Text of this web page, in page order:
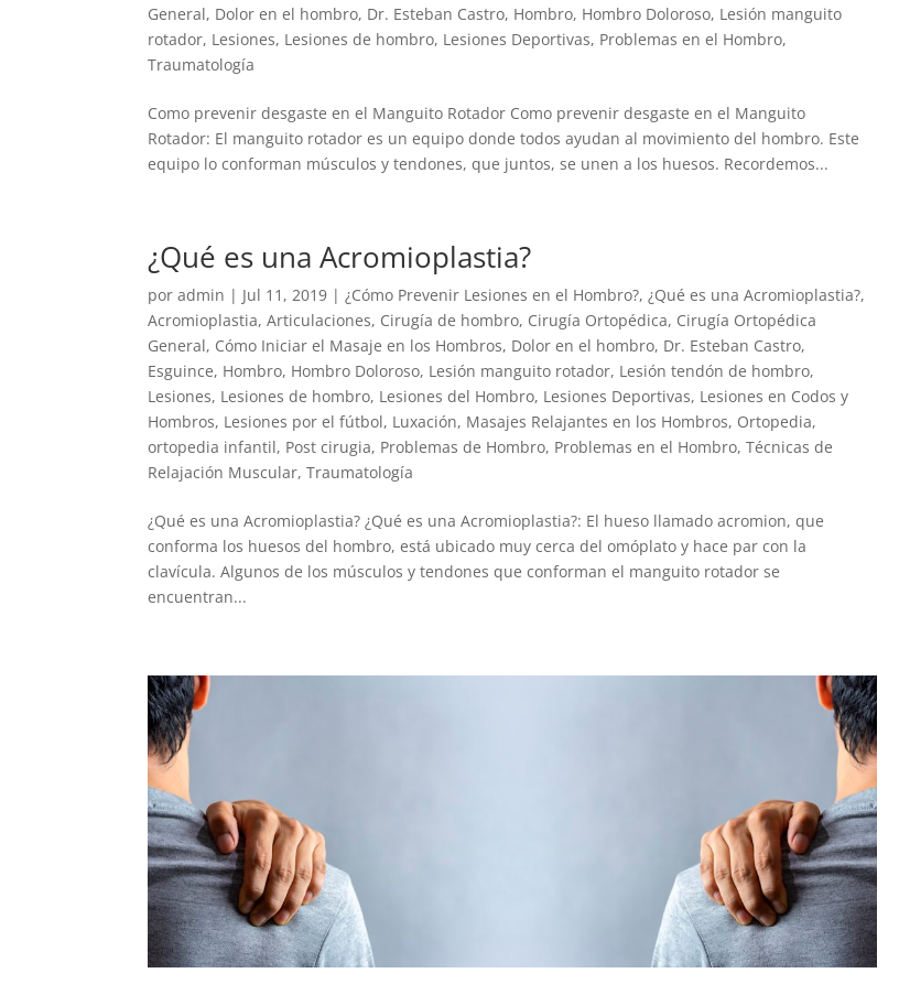
General, Dolor en el hombro, Dr. Esteban Castro, Hombro, Hombro Doloroso, Lesión manguito
rotador, Lesiones, Lesiones de hombro, Lesiones Deportivas, Problemas en el Hombro,
Traumatología
Como prevenir desgaste en el Manguito Rotador Como prevenir desgaste en el Manguito
Rotador: El manguito rotador es un equipo donde todos ayudan al movimiento del hombro. Este
equipo lo conforman músculos y tendones, que juntos, se unen a los huesos. Recordemos...
¿Qué es una Acromioplastia?
poradmin | Jul 11, 2019 | ¿Cómo Prevenir Lesiones en el Hombro?, ¿Qué es una Acromioplastia?,
Acromioplastia,Articulaciones, Cirugía de hombro, Cirugía Ortopédica, Cirugía Ortopédica
General, Cómo Iniciar el Masaje en los Hombros, Dolor en el hombro, Dr. Esteban Castro,
Esguince, Hombro, Hombro Doloroso, Lesión manguito rotador, Lesión tendón de hombro,
Lesiones, Lesiones de hombro, Lesiones del Hombro, Lesiones Deportivas, Lesiones en Codos y
Hombros, Lesiones por el fútbol, Luxación, Masajes Relajantes en los Hombros, Ortopedia,
ortopedia infantil, Post cirugia, Problemas de Hombro, Problemas en el Hombro,Técnicas de
Relajación Muscular,Traumatología
¿Qué es una Acromioplastia? ¿Qué es una Acromioplastia?: El hueso llamado acromion, que
conforma los huesos del hombro, está ubicado muy cerca del omóplato y hace par con la
clavícula. Algunos de los músculos y tendones que conforman el manguito rotador se
encuentran...